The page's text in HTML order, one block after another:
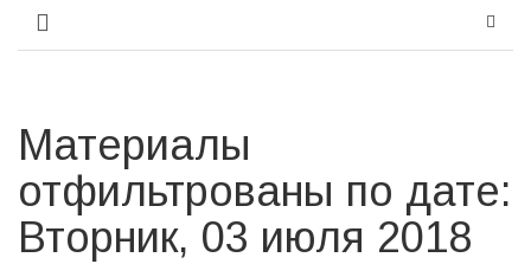
Материалы
отфильтрованы по дате:
Вторник, 03 июля 2018